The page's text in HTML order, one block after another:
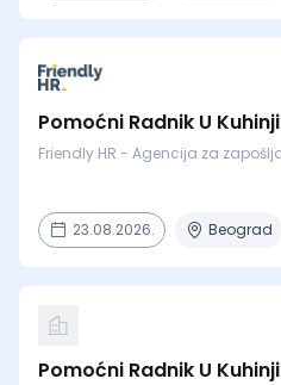
Pomoćni Radnik U Kuhinji
Friendly HR - Agencija za
23.08.2026. Beograd
Pomoćni Radnik U